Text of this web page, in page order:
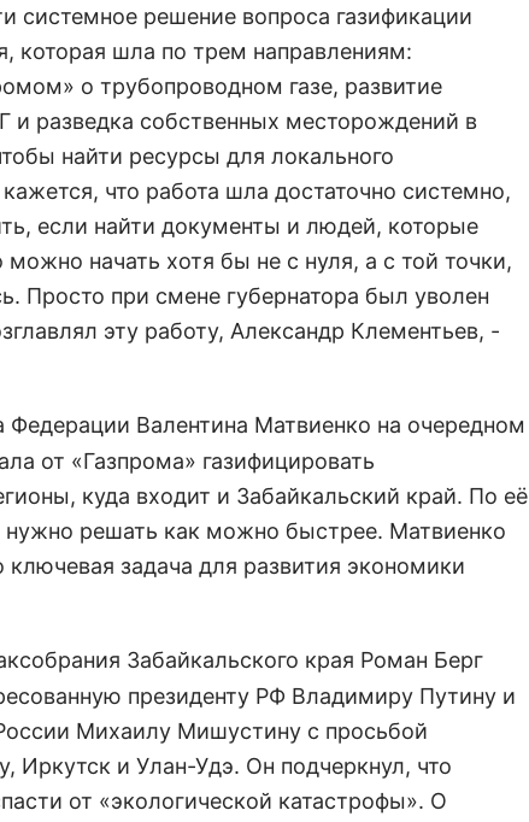
системное решение вопроса газификации
которая шла по трем направлениям:
о трубопроводном газе, развитие
и разведка собственных месторождений в
найти ресурсы для локального
что работа шла достаточно системно,
если найти документы и людей, которые
начать хотя бы не с нуля, а с той точки,
Просто при смене губернатора был уволен
эту работу, Александр Клементьев, -
Федерации Валентина Матвиенко на очередном
от «Газпрома» газифицировать
куда входит и Забайкальский край. По её
нужно решать как можно быстрее. Матвиенко
ключевая задача для развития экономики
Забайкальского края Роман Берг
президенту РФ Владимиру Путину и
Михаилу Мишустину с просьбой
Иркутск и Улан-Удэ. Он подчеркнул, что
от «экологической катастрофы». О